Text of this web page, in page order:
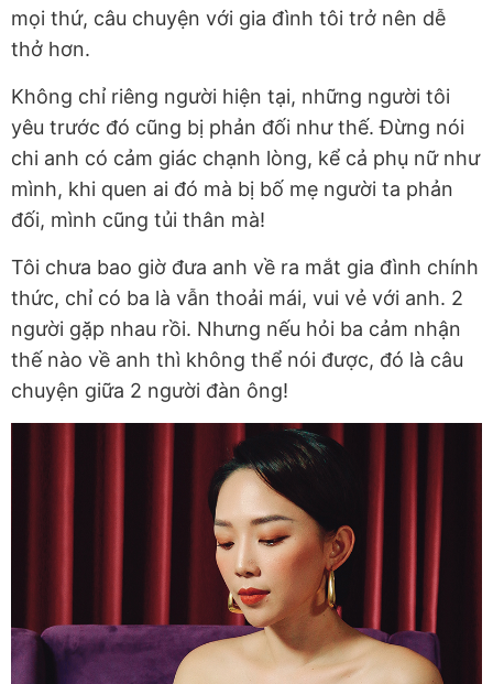
mọi thứ, câu chuyện với gia đình tôi trở nên dễ
thở hơn.
Không chỉ riêng người hiện tại, những người tôi
yêu trước đó cũng bị phản đối như thế. Đừng nói
chi anh có cảm giác chạnh lòng, kể cả phụ nữ như
mình, khi quen ai đó mà bị bố mẹ người ta phản
đối, mình cũng tủi thân mà!
Tôi chưa bao giờ đưa anh về ra mắt gia đình chính
thức, chỉ có ba là vẫn thoải mái, vui vẻ với anh. 2
người gặp nhau rồi. Nhưng nếu hỏi ba cảm nhận
thế nào về anh thì không thể nói được, đó là câu
chuyện giữa 2 người đàn ông!